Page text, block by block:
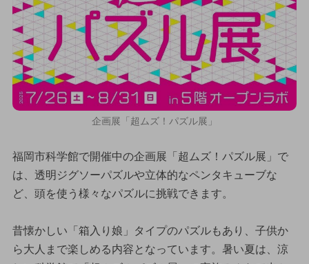
企画展「超ムズ！パズル展」
福岡市科学館で開催中の企画展「超ムズ！パズル展」で
は、透明ジグソーパズルや立体的なペンタキューブな
ど、頭を使う様々なパズルに挑戦できます。
昔懐かしい「箱入り娘」タイプのパズルもあり、子供か
ら大人まで楽しめる内容となっています。暑い夏は、涼